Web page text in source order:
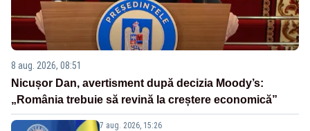
8 aug. 2026, 08:51
Nicușor Dan, avertisment după decizia Moody’s:
„România trebuie să revină la creștere economică”
7 aug. 2026, 15:26